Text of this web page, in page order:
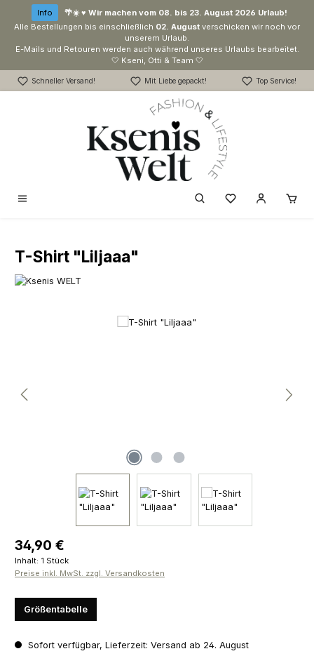
Zum Hauptinhalt springen
Info
🌴☀️ ♥ Wir machen vom 08. bis 23. August 2026 Urlaub!
Alle Bestellungen bis einschließlich 02. August verschicken wir noch vor
unserem Urlaub.
E-Mails und Retouren werden auch während unseres Urlaubs bearbeitet.
🤍 Kseni, Otti & Team 🤍
Schneller Versand! Mit Liebe gepackt! Top Service!
Du hast 0
T-Shirt "Liljaaa"
Regulärer Preis:
34,90 €
Inhalt: 1 Stück
Preise inkl. MwSt. zzgl. Versandkosten
Größentabelle
Sofort verfügbar, Lieferzeit: Versand ab 24. August